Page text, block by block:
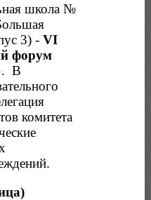
школа №
3) -VI
форум
В
комитета